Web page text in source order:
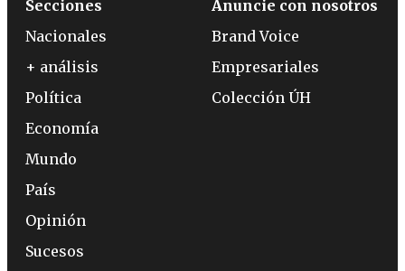
Secciones
Nacionales
+ análisis
Política
Economía
Mundo
País
Opinión
Sucesos
Anuncie con nosotros
Brand Voice
Empresariales
Colección ÚH